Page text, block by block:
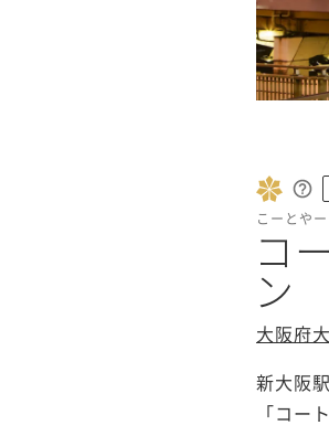
こーとや
コ
ン
大阪府
新大阪
「コー